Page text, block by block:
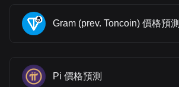
Gram (prev. Toncoin) 價格預測
Pi 價格預測